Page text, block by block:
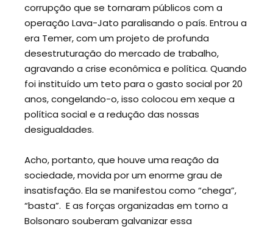
corrupção que se tornaram públicos com a
operação Lava-Jato paralisando o país. Entrou a
era Temer, com um projeto de profunda
desestruturação do mercado de trabalho,
agravando a crise econômica e política. Quando
foi instituído um teto para o gasto social por 20
anos, congelando-o, isso colocou em xeque a
política social e a redução das nossas
desigualdades.
Acho, portanto, que houve uma reação da
sociedade, movida por um enorme grau de
insatisfação. Ela se manifestou como “chega”,
“basta”. E as forças organizadas em torno a
Bolsonaro souberam galvanizar essa